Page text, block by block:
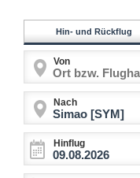
Hin- und Rückflug
Von
Nach
Hinflug